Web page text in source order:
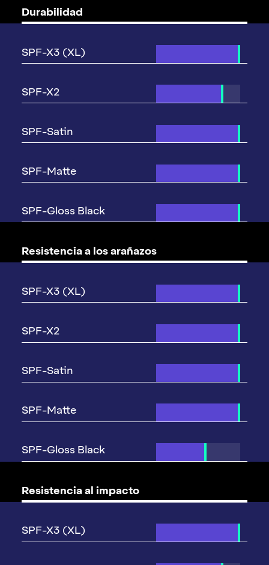
Durabilidad
Resistencia a los arañazos
Resistencia al impacto